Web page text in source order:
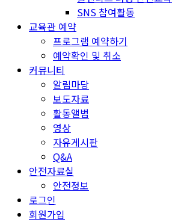
SNS 참여활동
교육관 예약
프로그램 예약하기
예약확인 및 취소
커뮤니티
알림마당
보도자료
활동앨범
영상
자유게시판
Q&A
안전자료실
안전정보
로그인
회원가입